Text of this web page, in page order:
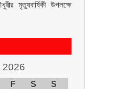
মৃত্যুবার্ষিকী উপলক্ষে
2026
F S
S